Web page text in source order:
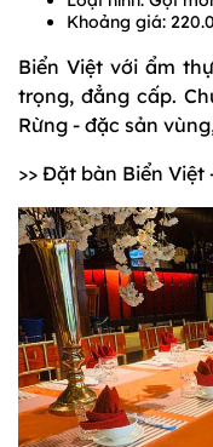
Khoảng giá:
Biển Việt với ẩm
trọng, đẳng cấp.
Rừng - đặc sản
>> Đặt bàn Biển Việt